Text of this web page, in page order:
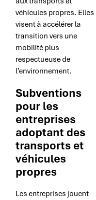
véhicules propres. Elles
visent à accélérer la
transition vers une
mobilité plus
respectueuse de
l’environnement.
Subventions
pour les
entreprises
adoptant des
transports et
véhicules
propres
Les entreprises jouent